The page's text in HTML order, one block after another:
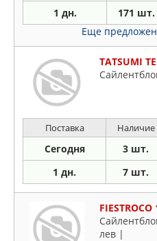
1 дн. 171 шт.
Еще
TATSUMI
Поставка Наличие
Сегодня 3 шт.
1 дн. 7 шт.
лев |